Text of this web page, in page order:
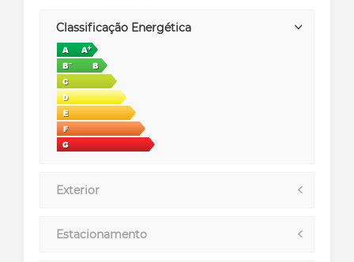
Classificação Energética
Exterior
Estacionamento